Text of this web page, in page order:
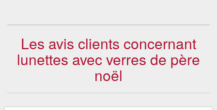
Les avis clients concernant
lunettes avec verres de père
noël